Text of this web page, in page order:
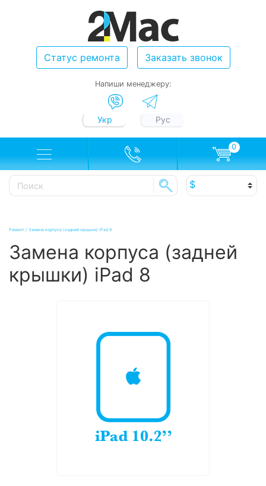
Статус ремонта Заказать звонок
Напиши менеджеру:
Укр Рус
0
Ремонт / Замена корпуса (задней крышки) iPad 8
Замена корпуса (задней
крышки) iPad 8